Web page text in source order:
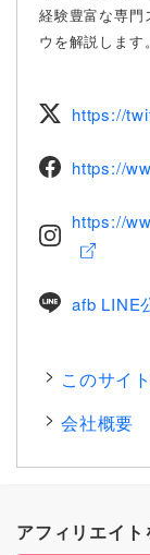
経験豊富な専門
ウを解説します。
https://
https://
https://
afb LINE
このサイ
会社概要
アフィリエイ